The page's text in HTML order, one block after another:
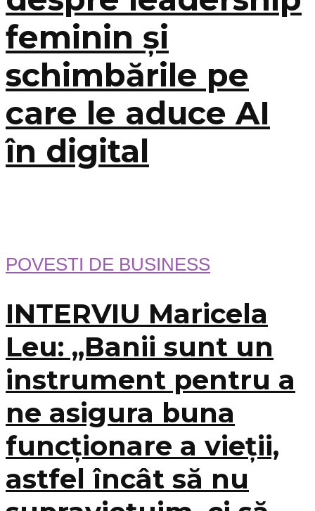
feminin și
schimbările pe
care le aduce AI
în digital
POVESTI DE BUSINESS
INTERVIU Maricela
Leu: „Banii sunt un
instrument pentru a
ne asigura buna
funcționare a vieții,
astfel încât să nu